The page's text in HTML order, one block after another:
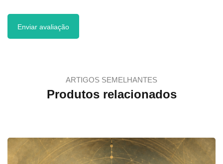
Enviar avaliação
ARTIGOS SEMELHANTES
Produtos relacionados